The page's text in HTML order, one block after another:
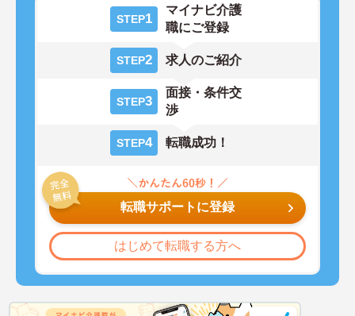
STEP1
マイナビ介護
職にご登録
STEP2 求人のご紹介
STEP3
面接・条件交
渉
STEP4 転職成功！
転職サポートに登録
はじめて転職する方へ